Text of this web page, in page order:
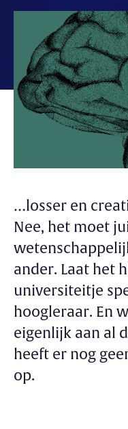
…losser en
Nee, het moet
ander. Laat het
universiteitje
hoogleraar. En
eigenlijk aan al
heeft er nog
op.